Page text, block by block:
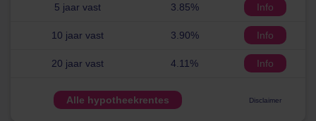
5 jaar vast 3.85% Info
10 jaar vast 3.90% Info
20 jaar vast 4.11% Info
Alle hypotheekrentes Disclaimer